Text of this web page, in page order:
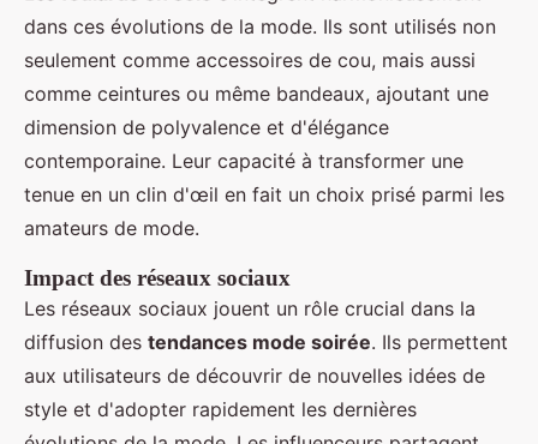
dans ces évolutions de la mode. Ils sont utilisés non
seulement comme accessoires de cou, mais aussi
comme ceintures ou même bandeaux, ajoutant une
dimension de polyvalence et d'élégance
contemporaine. Leur capacité à transformer une
tenue en un clin d'œil en fait un choix prisé parmi les
amateurs de mode.
Impact des réseaux sociaux
Les réseaux sociaux jouent un rôle crucial dans la
diffusion des tendances mode soirée. Ils permettent
aux utilisateurs de découvrir de nouvelles idées de
style et d'adopter rapidement les dernières